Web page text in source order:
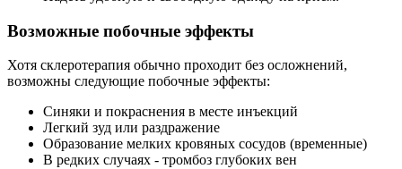
Возможные побочные эффекты
Хотя склеротерапия обычно проходит без осложнений,
возможны следующие побочные эффекты:
Синяки и покраснения в месте инъекций
Легкий зуд или раздражение
Образование мелких кровяных сосудов (временные)
В редких случаях - тромбоз глубоких вен